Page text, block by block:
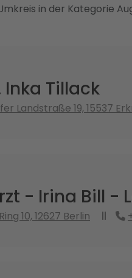
in der Kategorie
Inka Tillack
Landstraße 19, 15537
- Irina Bill -
10, 12627 Berlin